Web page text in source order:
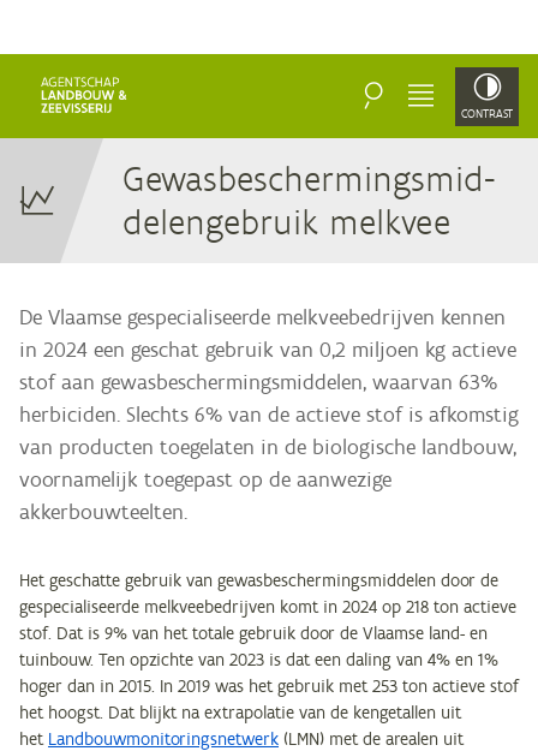
ZOEKEN MENU CONTRAST
Ge­was­be­scher­mings­mid­
de­len­ge­bruik melkvee
De Vlaamse gespecialiseerde melkveebedrijven kennen
in 2024 een geschat gebruik van 0,2 miljoen kg actieve
stof aan gewasbeschermingsmiddelen, waarvan 63%
herbiciden. Slechts 6% van de actieve stof is afkomstig
van producten toegelaten in de biologische landbouw,
voornamelijk toegepast op de aanwezige
akkerbouwteelten.
Het geschatte gebruik van gewasbeschermingsmiddelen door de
gespecialiseerde melkveebedrijven komt in 2024 op 218 ton actieve
stof. Dat is 9% van het totale gebruik door de Vlaamse land- en
tuinbouw. Ten opzichte van 2023 is dat een daling van 4% en 1%
hoger dan in 2015. In 2019 was het gebruik met 253 ton actieve stof
het hoogst. Dat blijkt na extrapolatie van de kengetallen uit
het Landbouwmonitoringsnetwerk (LMN) met de arealen uit